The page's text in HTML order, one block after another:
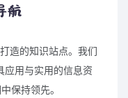
造的知识站点。我们
应用与实用的信息资
保持领先。